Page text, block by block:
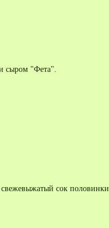
сыром "Фета".
сок половинки